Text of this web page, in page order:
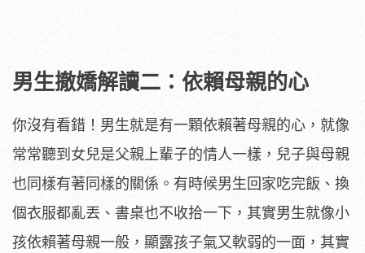
男生撤嬌解讀二：依賴母親的心
你沒有看錯！男生就是有一顆依賴著母親的心，就像
常常聽到女兒是父親上輩子的情人一樣，兒子與母親
也同樣有著同樣的關係。有時候男生回家吃完飯、換
個衣服都亂丟、書桌也不收拾一下，其實男生就像小
孩依賴著母親一般，顯露孩子氣又軟弱的一面，其實